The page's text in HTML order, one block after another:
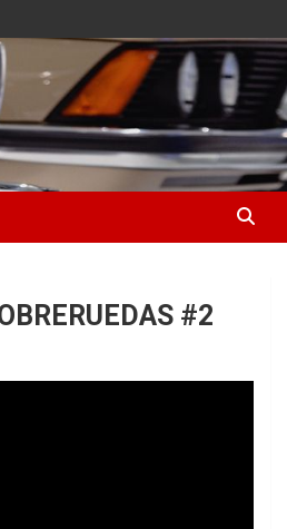
para el sector automotriz
#2